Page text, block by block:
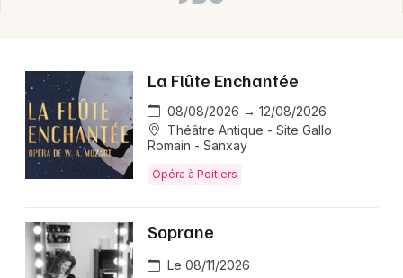
La Flûte Enchantée
08/08/2026 → 12/08/2026
Théâtre Antique - Site Gallo
Romain - Sanxay
Opéra à Poitiers
Soprane
Le 08/11/2026